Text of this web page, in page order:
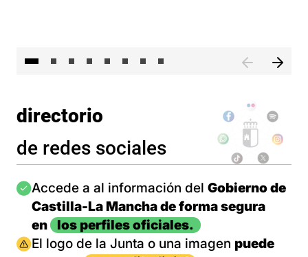
directorio
de redes sociales
Imagen
Accede a al información del Gobierno de
Castilla-La Mancha de forma segura
en
los perfiles oficiales.
Imagen
El logo de la Junta o una imagen puede